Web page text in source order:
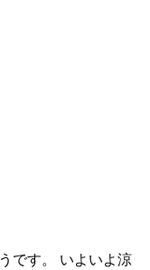
です。 いよいよ涼